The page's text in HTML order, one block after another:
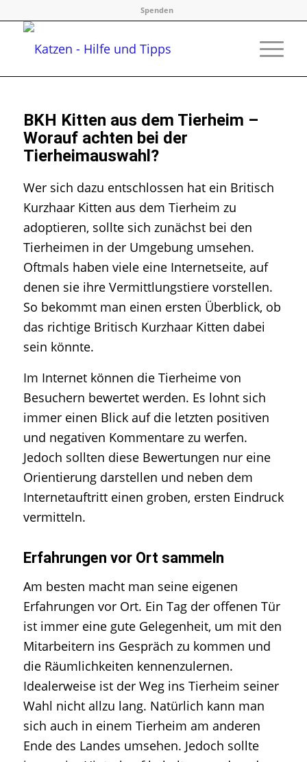
Spenden
BKH Kitten aus dem Tierheim –
Worauf achten bei der
Tierheimauswahl?
Wer sich dazu entschlossen hat ein Britisch
Kurzhaar Kitten aus dem Tierheim zu
adoptieren, sollte sich zunächst bei den
Tierheimen in der Umgebung umsehen.
Oftmals haben viele eine Internetseite, auf
denen sie ihre Vermittlungstiere vorstellen.
So bekommt man einen ersten Überblick, ob
das richtige Britisch Kurzhaar Kitten dabei
sein könnte.
Im Internet können die Tierheime von
Besuchern bewertet werden. Es lohnt sich
immer einen Blick auf die letzten positiven
und negativen Kommentare zu werfen.
Jedoch sollten diese Bewertungen nur eine
Orientierung darstellen und neben dem
Internetauftritt einen groben, ersten Eindruck
vermitteln.
Erfahrungen vor Ort sammeln
Am besten macht man seine eigenen
Erfahrungen vor Ort. Ein Tag der offenen Tür
ist immer eine gute Gelegenheit, um mit den
Mitarbeitern ins Gespräch zu kommen und
die Räumlichkeiten kennenzulernen.
Idealerweise ist der Weg ins Tierheim seiner
Wahl nicht allzu lang. Natürlich kann man
sich auch in einem Tierheim am anderen
Ende des Landes umsehen. Jedoch sollte